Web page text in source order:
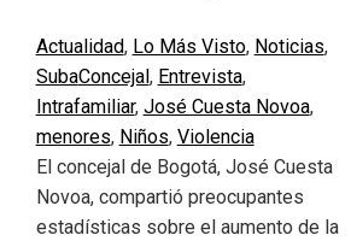
Actualidad, Lo Más Visto, Noticias,
SubaConcejal , Entrevista,
Intrafamiliar, José Cuesta Novoa,
menores, Niños, Violencia
El concejal de Bogotá, José Cuesta
Novoa, compartió preocupantes
estadísticas sobre el aumento de la